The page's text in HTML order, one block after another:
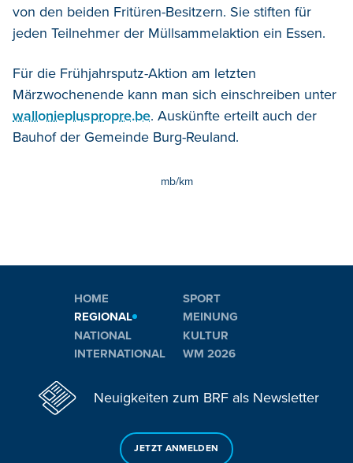
von den beiden Fritüren-Besitzern. Sie stiften für
jeden Teilnehmer der Müllsammelaktion ein Essen.
Für die Frühjahrsputz-Aktion am letzten
Märzwochenende kann man sich einschreiben unter
walloniepluspropre.be. Auskünfte erteilt auch der
Bauhof der Gemeinde Burg-Reuland.
mb/km
HOME
REGIONAL
NATIONAL
INTERNATIONAL
SPORT
MEINUNG
KULTUR
WM 2026
Neuigkeiten zum BRF als Newsletter
JETZT ANMELDEN